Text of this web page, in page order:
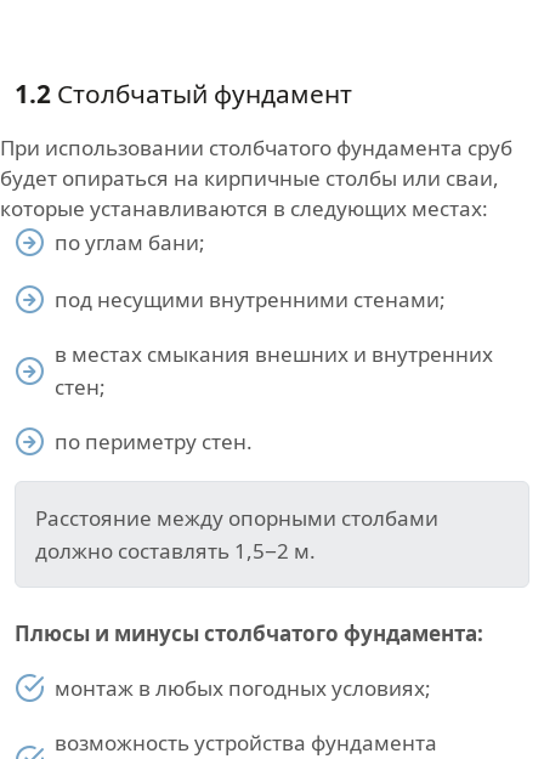
1.2 Столбчатый фундамент
При использовании столбчатого фундамента сруб
будет опираться на кирпичные столбы или сваи,
которые устанавливаются в следующих местах:
по углам бани;
под несущими внутренними стенами;
в местах смыкания внешних и внутренних
стен;
по периметру стен.
Расстояние между опорными столбами
должно составлять 1,5−2 м.
Плюсы и минусы столбчатого фундамента:
монтаж в любых погодных условиях;
возможность устройства фундамента